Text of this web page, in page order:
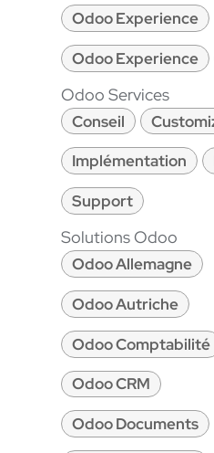
Odoo Experience
Odoo Experience
Odoo Services
Conseil
Implémentation
Support
Solutions Odoo
Odoo Allemagne
Odoo Autriche
Odoo Comptabilité
Odoo CRM
Odoo Documents